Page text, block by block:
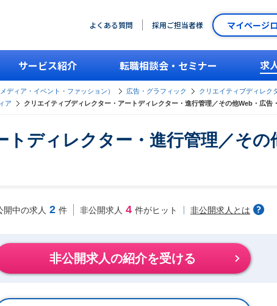
よくある質問 採用ご担当者様 マイページ
サービス紹介 転職相談会・セミナー 求
ディア・イベント・ファッション） 広告・グラフィック
クリエイティブディレク
ア クリエイティブディレクター・アートディレクター・進行管理／その他Web・広告
ディレクター・進行管理／そ
開中の求人 2 件 非公開求人 4 件がヒット 非公開求人とは
非公開求人の紹介を受ける